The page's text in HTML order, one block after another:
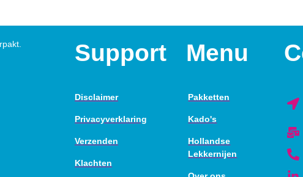
Support
Disclaimer
Privacyverklaring
Verzenden
Klachten
Menu
Pakketten
Kado's
Hollandse
Lekkernijen